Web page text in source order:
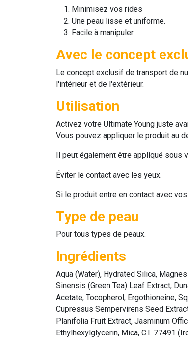
Minimisez vos rides
Une peau lisse et uniforme.
Facile à manipuler
Avec le concept
Le concept exclusif de transport de
l'intérieur et de l'extérieur.
Utilisation
Activez votre Ultimate Young juste
Vous pouvez appliquer le produit au
Il peut également être appliqué sous
Éviter le contact avec les yeux.
Si le produit entre en contact avec
Type de peau
Pour tous types de peaux.
Ingrédients
Aqua (Water), Hydrated Silica,
Sinensis (Green Tea) Leaf Extract,
Acetate, Tocopherol, Ergothioneine,
Cupressus Sempervirens Seed
Planifolia Fruit Extract, Jasminum
Ethylhexylglycerin, Mica, C.I. 77491